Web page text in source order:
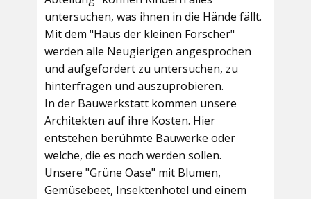
untersuchen, was ihnen in die Hände fällt.
Mit dem "Haus der kleinen Forscher"
werden alle Neugierigen angesprochen
und aufgefordert zu untersuchen, zu
hinterfragen und auszuprobieren.
In der Bauwerkstatt kommen unsere
Architekten auf ihre Kosten. Hier
entstehen berühmte Bauwerke oder
welche, die es noch werden sollen.
Unsere "Grüne Oase" mit Blumen,
Gemüsebeet, Insektenhotel und einem